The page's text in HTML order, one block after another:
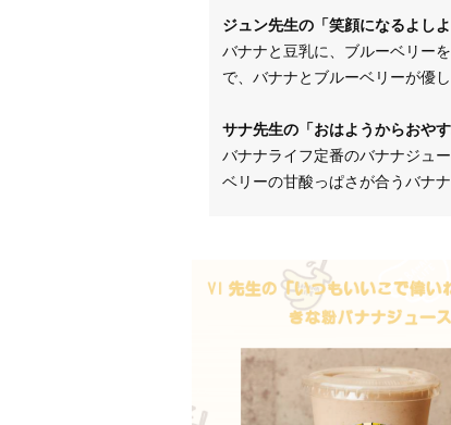
ジュン先生の「笑顔になるよし
バナナと豆乳に、ブルーベリー
で、バナナとブルーベリーが優し
サナ先生の「おはようからおや
バナナライフ定番のバナナジュ
ベリーの甘酸っぱさが合うバナ